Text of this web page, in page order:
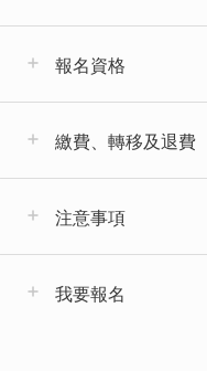
報名資格
繳費、轉移及退費
注意事項
我要報名